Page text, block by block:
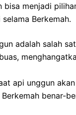
bisa menjadi
Berkemah.
adalah salah
api unggun
benar-